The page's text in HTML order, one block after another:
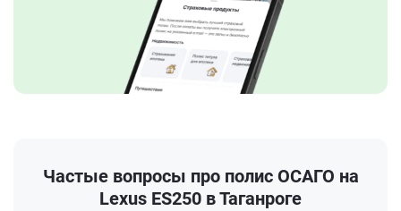
Частые вопросы про полис ОСАГО на
Lexus ES250 в Таганроге